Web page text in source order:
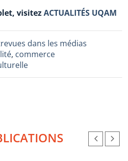
visitezACTUALITÉS UQAM
dans les médias
, commerce